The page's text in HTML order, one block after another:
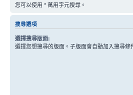
您可以使用 * 萬用字元搜尋。
搜尋選項
選擇搜尋版面:
選擇您想搜尋的版面。子版面會自動加入搜尋